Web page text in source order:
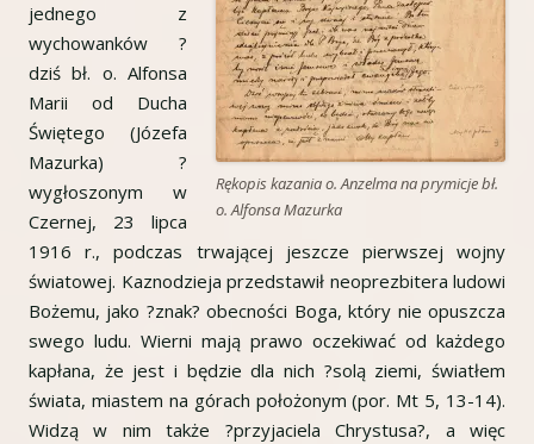
Rękopis kazania o. Anzelma na prymicje bł.
o. Alfonsa Mazurka
jednego z
wychowanków ?
dziś bł. o. Alfonsa
Marii od Ducha
Świętego (Józefa
Mazurka) ?
wygłoszonym w
Czernej, 23 lipca
1916 r., podczas trwającej jeszcze pierwszej wojny
światowej. Kaznodzieja przedstawił neoprezbitera ludowi
Bożemu, jako ?znak? obecności Boga, który nie opuszcza
swego ludu. Wierni mają prawo oczekiwać od każdego
kapłana, że jest i będzie dla nich ?solą ziemi, światłem
świata, miastem na górach położonym (por. Mt 5, 13-14).
Widzą w nim także ?przyjaciela Chrystusa?, a więc